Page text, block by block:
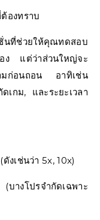
องทราบ
นที่ช่วยให้คุณทดสอบ
อง แต่ว่าส่วนใหญ่จะ
ามก่อนถอน อาทิเช่น
เกม, และระยะเวลา
งเช่นว่า 5x, 10x)
บางโปรจำกัดเฉพาะ